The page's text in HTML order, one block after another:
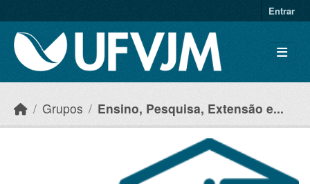
Entrar
Grupos Ensino, Pesquisa, Extensão e...